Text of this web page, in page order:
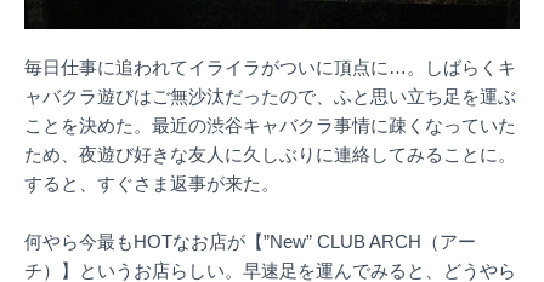
毎日仕事に追われてイライラがついに頂点に…。しばらくキ
ャバクラ遊びはご無沙汰だったので、ふと思い立ち足を運ぶ
ことを決めた。最近の渋谷キャバクラ事情に疎くなっていた
ため、夜遊び好きな友人に久しぶりに連絡してみることに。
すると、すぐさま返事が来た。
何やら今最もHOTなお店が【”New” CLUB ARCH（アー
チ）】というお店らしい。早速足を運んでみると、どうやら